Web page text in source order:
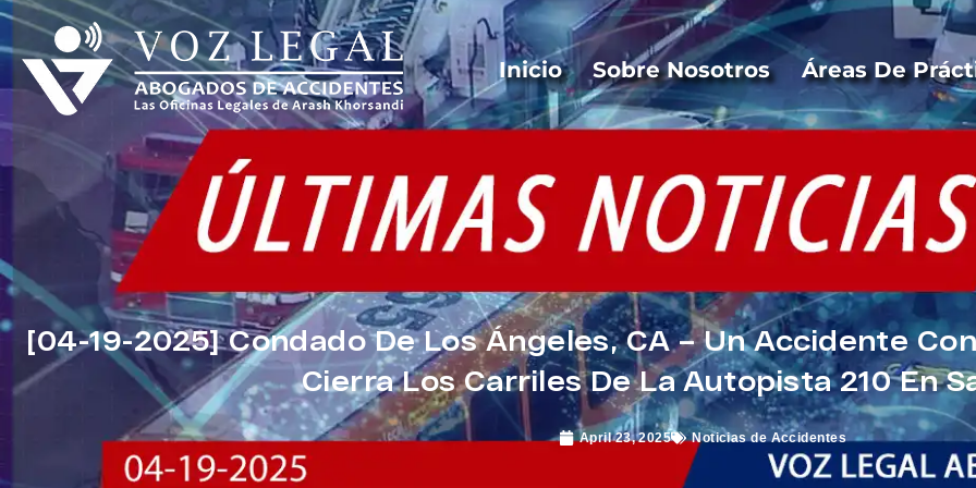
Inicio Sobre Nosotros Áreas De
[04-19-2025] Condado De Los Ángeles, CA – Un Accidente
Cierra Los Carriles De La Autopista 210 En
April 23, 2025 Noticias de Accidentes